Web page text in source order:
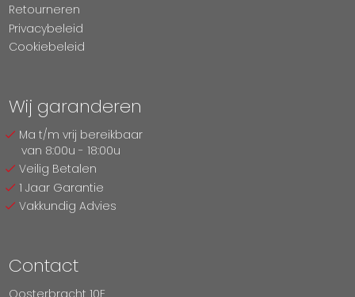
Retourneren
Privacybeleid
Cookiebeleid
Wij garanderen
Ma t/m vrij bereikbaar
van 8:00u - 18:00u
Veilig Betalen
1 Jaar Garantie
Vakkundig Advies
Contact
Oosterbracht 10E